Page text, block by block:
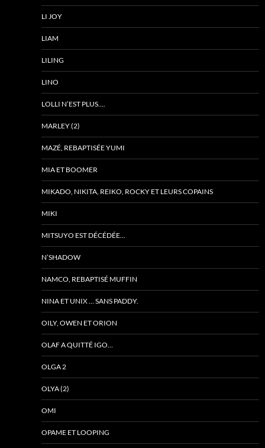
LI JOY
LIAM
LILING
LINO
LOLLI N’EST PLUS….
MARLEY (2)
MAZÉ, REBAPTISÉE YUMI
MIA ET BOOMER
MIKADO, NIKITA, REIKO, ROCKY ET LEURS COPAINS
MIKI
MITSUYO EST DÉCÉDÉE…
N’SHADOW
NAMCO, REBAPTISÉ MUFFIN
NINA ET UNIX … SANS PADDY.
OILY, OWEN ET ORION
OLAF A QUITTÉ IGO…
OLGA 2
OLYA (2)
OMI
OPAME ET LOOPING